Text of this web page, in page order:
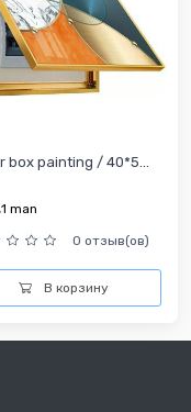
box painting / 40*5...
1 man
0 отзыв(ов)
В корзину